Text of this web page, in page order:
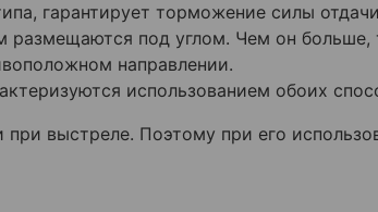
гарантирует торможение силы
под углом. Чем он
направлении.
использованием обоих
выстреле. Поэтому при его